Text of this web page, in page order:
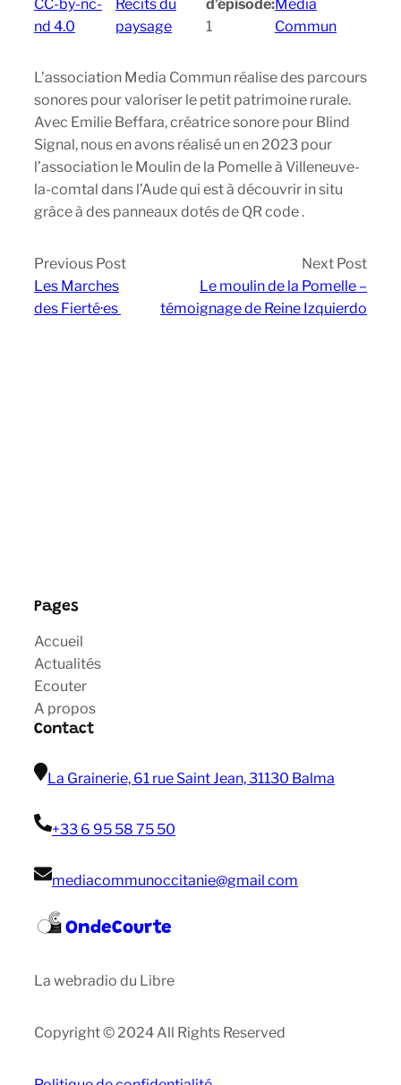
CC-by-nc-
nd 4.0
Récits du
paysage
d’épisode:
1
Media
Commun
L’association Media Commun réalise des parcours
sonores pour valoriser le petit patrimoine rurale.
Avec Emilie Beffara, créatrice sonore pour Blind
Signal, nous en avons réalisé un en 2023 pour
l’association le Moulin de la Pomelle à Villeneuve-
la-comtal dans l’Aude qui est à découvrir in situ
grâce à des panneaux dotés de QR code .
Previous Post
Les Marches
des Fierté·es
Next Post
Le moulin de la Pomelle –
témoignage de Reine Izquierdo
Pages
Accueil
Actualités
Ecouter
A propos
Contact
La Grainerie, 61 rue Saint Jean, 31130 Balma
+33 6 95 58 75 50
mediacommunoccitanie@gmail com
OndeCourte
La webradio du Libre
Copyright © 2024 All Rights Reserved